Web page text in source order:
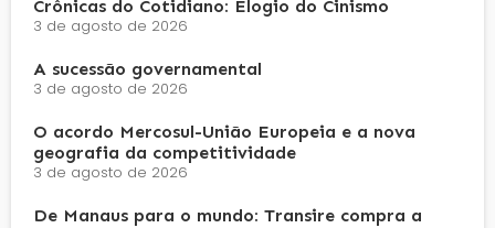
Crônicas do Cotidiano: Elogio do Cinismo
3 de agosto de 2026
A sucessão governamental
3 de agosto de 2026
O acordo Mercosul-União Europeia e a nova
geografia da competitividade
3 de agosto de 2026
De Manaus para o mundo: Transire compra a